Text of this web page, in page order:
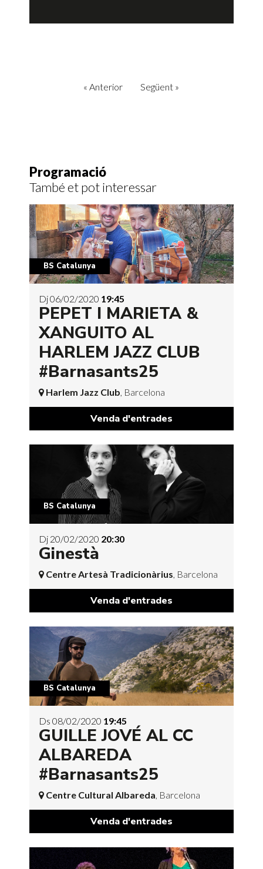
« Anterior Següent »
Programació
També et pot interessar
BS Catalunya
Dj 06/02/2020 19:45
PEPET I MARIETA &
XANGUITO AL
HARLEM JAZZ CLUB
#Barnasants25
Harlem Jazz Club, Barcelona
Venda d'entrades
BS Catalunya
Dj 20/02/2020 20:30
Ginestà
Centre Artesà Tradicionàrius, Barcelona
Venda d'entrades
BS Catalunya
Ds 08/02/2020 19:45
GUILLE JOVÉ AL CC
ALBAREDA
#Barnasants25
Centre Cultural Albareda, Barcelona
Venda d'entrades